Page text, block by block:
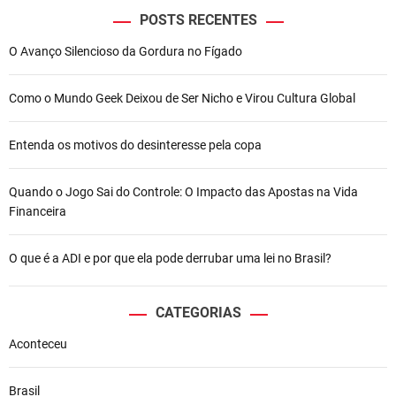
POSTS RECENTES
O Avanço Silencioso da Gordura no Fígado
Como o Mundo Geek Deixou de Ser Nicho e Virou Cultura Global
Entenda os motivos do desinteresse pela copa
Quando o Jogo Sai do Controle: O Impacto das Apostas na Vida
Financeira
O que é a ADI e por que ela pode derrubar uma lei no Brasil?
CATEGORIAS
Aconteceu
Brasil